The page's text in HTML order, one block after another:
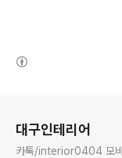
대구인테리어
카톡/interior0404 모바일 010-6507-2258 대구인테리